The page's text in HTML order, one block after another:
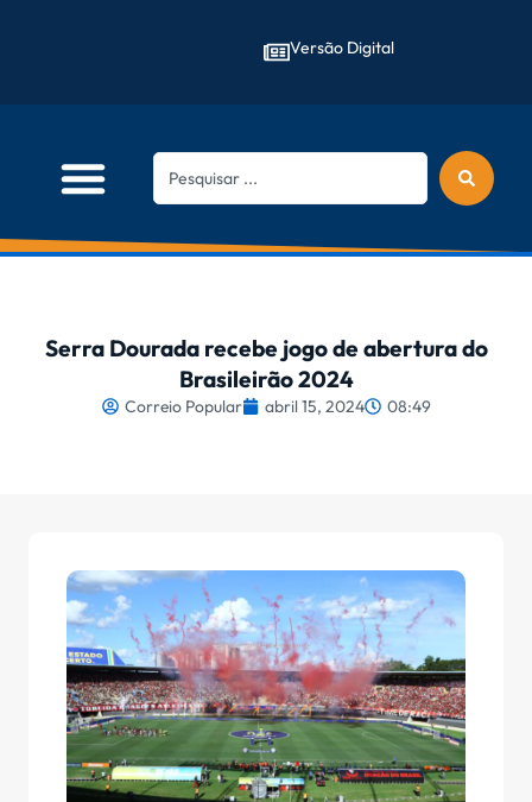
Versão Digital
Serra Dourada recebe jogo de abertura do
Brasileirão 2024
Correio Popular abril 15, 2024 08:49